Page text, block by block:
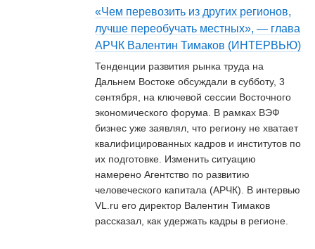
«Чем перевозить из других регионов,
лучше переобучать местных», — глава
АРЧК Валентин Тимаков (ИНТЕРВЬЮ)
Тенденции развития рынка труда на
Дальнем Востоке обсуждали в субботу, 3
сентября, на ключевой сессии Восточного
экономического форума. В рамках ВЭФ
бизнес уже заявлял, что региону не хватает
квалифицированных кадров и институтов по
их подготовке. Изменить ситуацию
намерено Агентство по развитию
человеческого капитала (АРЧК). В интервью
VL.ru его директор Валентин Тимаков
рассказал, как удержать кадры в регионе.